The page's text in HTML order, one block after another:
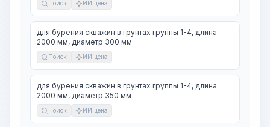
Поиск ИИ цена
для бурения скважин в грунтах группы 1-4, длина
2000 мм, диаметр 300 мм
Поиск ИИ цена
для бурения скважин в грунтах группы 1-4, длина
2000 мм, диаметр 350 мм
Поиск ИИ цена